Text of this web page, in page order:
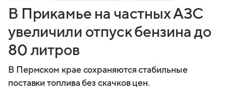
В Прикамье на частных АЗС
увеличили отпуск бензина до
80 литров
В Пермском крае сохраняются стабильные
поставки топлива без скачков цен.